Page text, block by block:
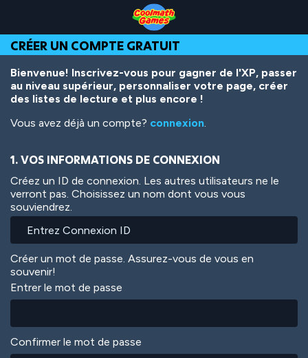
Top
of
Page
Navigation
Main
Content
Footer
contenu
principal
CRÉER UN COMPTE GRATUIT
Bienvenue! Inscrivez-vous pour gagner de l'XP, passer
au niveau supérieur, personnaliser votre page, créer
des listes de lecture et plus encore !
Vous avez déjà un compte? connexion.
1. VOS INFORMATIONS DE CONNEXION
Créez un ID de connexion. Les autres utilisateurs ne le
verront pas. Choisissez un nom dont vous vous
souviendrez.
Créer un mot de passe. Assurez-vous de vous en
souvenir!
Entrer le mot de passe
Confirmer le mot de passe